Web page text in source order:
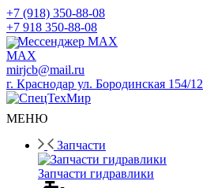
+7 (918) 350-88-08
+7 918 350-88-08
Мессенджер MAX
mirjcb@mail.ru
г. Краснодар ул. Бородинская 154/12
МЕНЮ
Запчасти
Запчасти гидравлики